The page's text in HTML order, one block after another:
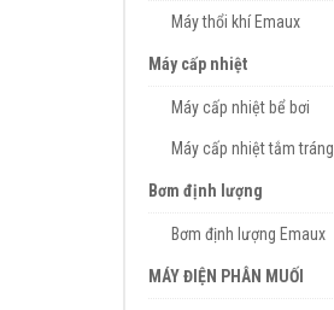
Máy thổi khí Emaux
Máy cấp nhiệt
Máy cấp nhiệt bể bơi
Máy cấp nhiệt tắm tráng
Bơm định lượng
Bơm định lượng Emaux
MÁY ĐIỆN PHÂN MUỐI